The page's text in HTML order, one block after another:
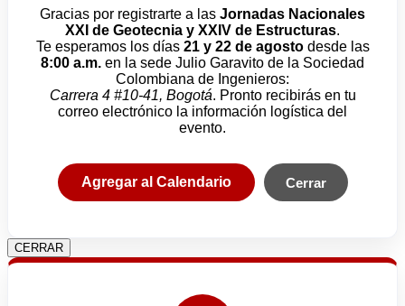
Gracias por registrarte a las Jornadas Nacionales
XXI de Geotecnia y XXIV de Estructuras.
Te esperamos los días 21 y 22 de agostodesde las
8:00 a.m. en la sede Julio Garavito de la Sociedad
Colombiana de Ingenieros:
Carrera 4 #10-41, Bogotá. Pronto recibirás en tu
correo electrónico la información logística del
evento.
Agregar al Calendario Cerrar
CERRAR